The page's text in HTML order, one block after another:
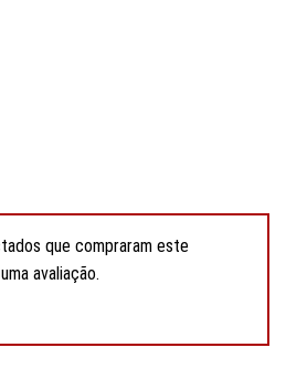
que compraram este
avaliação.